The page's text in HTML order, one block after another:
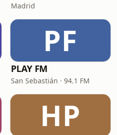
Madrid
PF
PLAY FM
San Sebastián · 94.1 FM
HP